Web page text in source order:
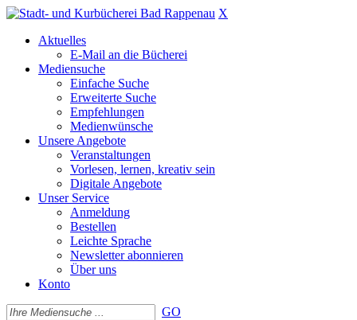
X
Aktuelles
E-Mail an die Bücherei
Mediensuche
Einfache Suche
Erweiterte Suche
Empfehlungen
Medienwünsche
Unsere Angebote
Veranstaltungen
Vorlesen, lernen, kreativ sein
Digitale Angebote
Unser Service
Anmeldung
Bestellen
Leichte Sprache
Newsletter abonnieren
Über uns
Konto
GO